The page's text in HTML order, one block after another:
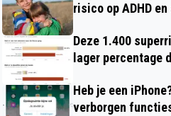
risico op ADHD
Deze 1.400
lager percentage
Heb je een
verborgen